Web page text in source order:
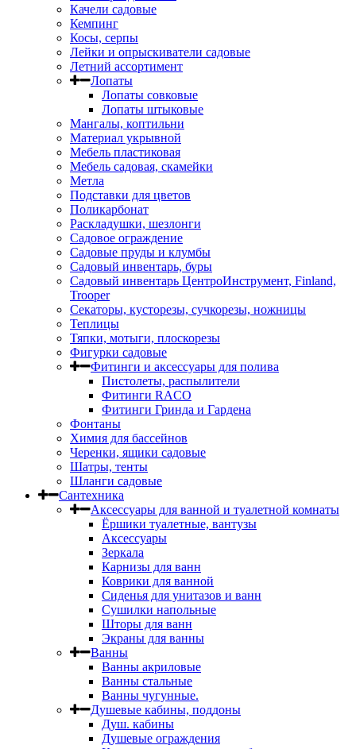
Качели садовые
Кемпинг
Косы, серпы
Лейки и опрыскиватели садовые
Летний ассортимент
Лопаты
Лопаты совковые
Лопаты штыковые
Мангалы, коптильни
Материал укрывной
Мебель пластиковая
Мебель садовая, скамейки
Метла
Подставки для цветов
Поликарбонат
Раскладушки, шезлонги
Садовое ограждение
Садовые пруды и клумбы
Садовый инвентарь, буры
Садовый инвентарь ЦентроИнструмент, Finland,
Trooper
Секаторы, кусторезы, сучкорезы, ножницы
Теплицы
Тяпки, мотыги, плоскорезы
Фигурки садовые
Фитинги и аксессуары для полива
Пистолеты, распылители
Фитинги RACO
Фитинги Гринда и Гардена
Фонтаны
Химия для бассейнов
Черенки, ящики садовые
Шатры, тенты
Шланги садовые
Сантехника
Аксессуары для ванной и туалетной комнаты
Ёршики туалетные, вантузы
Аксессуары
Зеркала
Карнизы для ванн
Коврики для ванной
Сиденья для унитазов и ванн
Сушилки напольные
Шторы для ванн
Экраны для ванны
Ванны
Ванны акриловые
Ванны стальные
Ванны чугунные.
Душевые кабины, поддоны
Душ. кабины
Душевые ограждения